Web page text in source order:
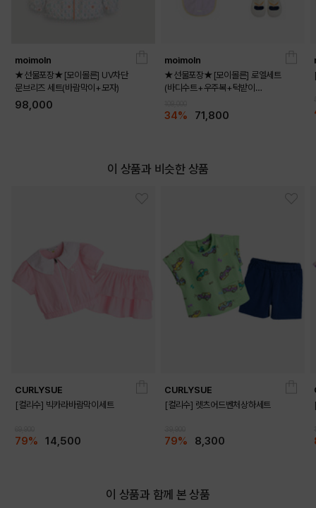
moimoln
★선물포장★[모이몰른] UV차단
문브리즈 세트(바람막이+모자)
98,000
moimoln
★선물포장★[모이몰른] 로엘세트
(바디수트+우주복+턱받이
34% 71,800
이 상품과 비슷한 상품
CURLYSUE
[컬리수] 빅카라바람막이세트
79% 14,500
CURLYSUE
[컬리수] 렛츠어드벤처상하세트
79% 8,300
이 상품과 함께 본 상품